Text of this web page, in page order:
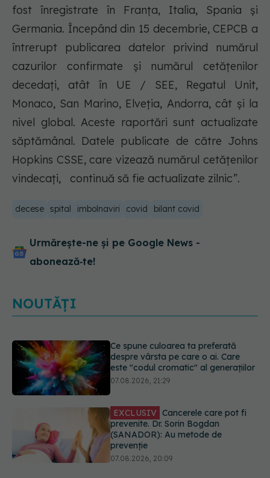
fost înregistrate în Franţa, Italia, Spania și
Germania. Începând din 15 decembrie, CEPCB a
întrerupt publicarea datelor privind numărul
cazurilor confirmate și numărul cetățenilor
decedați, atât în UE / SEE, Regatul Unit,
Monaco, San Marino, Elveția, Andorra, cât și la
nivel global. Aceste raportări sunt actualizate
săptămânal. Datele publicate de către Johns
Hopkins CSSE, care vizează numărul cetățenilor
vindecați, continuă să fie actualizate zilnic”.
decese spital imbolnaviri covid bilant covid
Urmărește-ne și pe Google News -
abonează‑te!
NOUTĂȚI
EXCLUSIV Cancerele care pot fi
prevenite. Dr. Sorin Bogdan
(SANADOR): Au metode de
prevenție
Testul din deget care ar putea
indica riscul pentru 8 boli majore
07.08.2026, 18:34